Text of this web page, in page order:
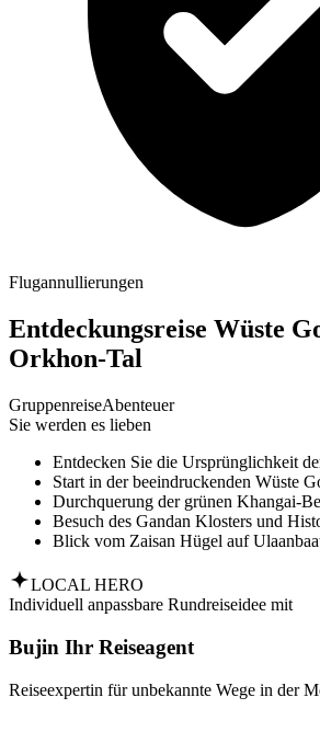
Flugannullierungen
Entdeckungsreise Wüste
Orkhon-Tal
GruppenreiseAbenteuer
Sie werden es lieben
Entdecken Sie die Ursprünglichkeit
Start in der beeindruckenden Wüste
Durchquerung der grünen Khangai-
Besuch des Gandan Klosters und
Blick vom Zaisan Hügel auf
LOCAL HERO
Individuell anpassbare Rundreiseidee mit
Bujin Ihr Reiseagent
Reiseexpertin für unbekannte Wege in der